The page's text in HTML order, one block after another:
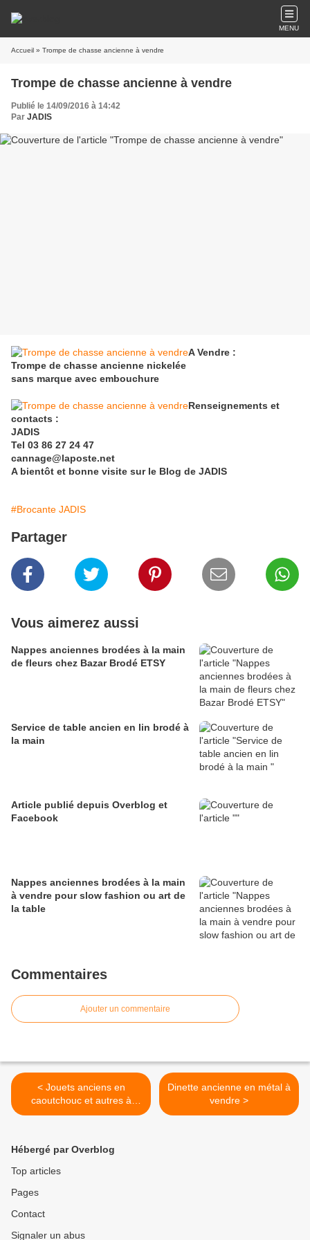
MENU
Accueil » Trompe de chasse ancienne à vendre
Trompe de chasse ancienne à vendre
Publié le 14/09/2016 à 14:42
Par JADIS
A Vendre :
Trompe de chasse ancienne nickelée
sans marque avec embouchure
Renseignements et
contacts :
JADIS
Tel 03 86 27 24 47
cannage@laposte.net
A bientôt et bonne visite sur le Blog de JADIS
#Brocante JADIS
Partager
Vous aimerez aussi
Nappes anciennes brodées à la main
de fleurs chez Bazar Brodé ETSY
Service de table ancien en lin brodé à
la main
Article publié depuis Overblog et
Facebook
Nappes anciennes brodées à la main
à vendre pour slow fashion ou art de
la table
Commentaires
Ajouter un commentaire
< Jouets anciens en
caoutchouc et autres à
vendre
Dinette ancienne en métal à
vendre >
Hébergé par Overblog
Top articles
Pages
Contact
Signaler un abus